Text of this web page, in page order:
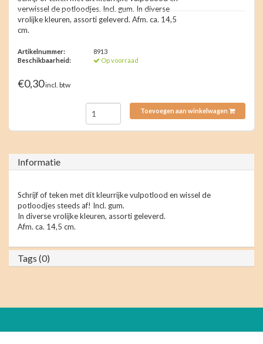
verwissel de potloodjes. Incl. gum. In diverse
vrolijke kleuren, assorti geleverd. Afm. ca. 14,5
cm.
Artikelnummer:
8913
Beschikbaarheid:
Op voorraad
€0,30incl. btw
Toevoegen aan winkelwagen
Informatie
Schrijf of teken met dit kleurrijke vulpotlood en wissel de
potloodjes steeds af! Incl. gum.
In diverse vrolijke kleuren, assorti geleverd.
Afm. ca. 14,5 cm.
Tags (0)